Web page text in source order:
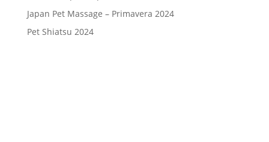
Japan Pet Massage – Primavera 2024
Pet Shiatsu 2024